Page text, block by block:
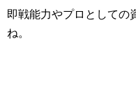
即戦能力やプロとしての
ね。